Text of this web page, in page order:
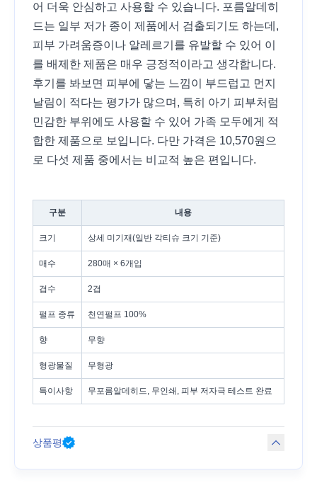
어 더욱 안심하고 사용할 수 있습니다. 포름알데히
드는 일부 저가 종이 제품에서 검출되기도 하는데,
피부 가려움증이나 알레르기를 유발할 수 있어 이
를 배제한 제품은 매우 긍정적이라고 생각합니다.
후기를 봐보면 피부에 닿는 느낌이 부드럽고 먼지
날림이 적다는 평가가 많으며, 특히 아기 피부처럼
민감한 부위에도 사용할 수 있어 가족 모두에게 적
합한 제품으로 보입니다. 다만 가격은 10,570원으
로 다섯 제품 중에서는 비교적 높은 편입니다.
구분 내용
크기 상세 미기재(일반 각티슈 크기 기준)
매수 280매 × 6개입
겹수 2겹
펄프 종류 천연펄프 100%
향 무향
형광물질 무형광
특이사항 무포름알데히드, 무인쇄, 피부 저자극 테스트 완료
상품평